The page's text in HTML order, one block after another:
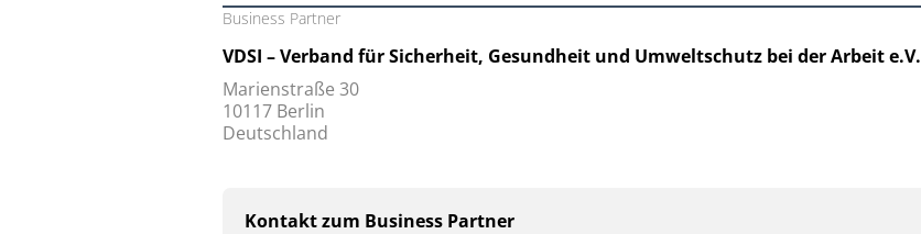
Business Partner
VDSI – Verband für Sicherheit, Gesundheit und Umweltschutz bei der Arbeit e.V.
Marienstraße 30
10117 Berlin
Deutschland
Kontakt zum Business Partner